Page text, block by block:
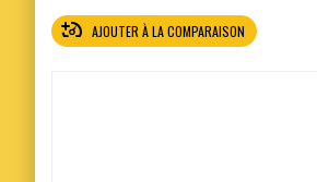
AJOUTER À LA COMPARAISON